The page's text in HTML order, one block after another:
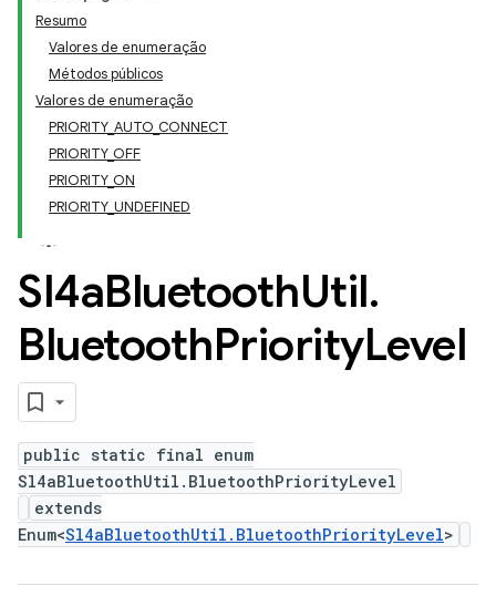
Resumo
Valores de enumeração
Métodos públicos
Valores de enumeração
PRIORITY_AUTO_CONNECT
PRIORITY_OFF
PRIORITY_ON
PRIORITY_UNDEFINED
Sl4aBluetoothUtil.
BluetoothPriorityLevel
public static final enum
Sl4aBluetoothUtil.BluetoothPriorityLevel
extends
Enum<Sl4aBluetoothUtil.BluetoothPriorityLevel>